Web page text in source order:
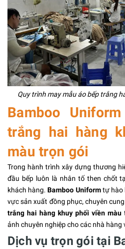
Quy trình may mẫu áo bếp trắng
Bamboo
trắng hai hàng
màu trọn gói
Trong hành trình xây dựng thương
đầu bếp luôn là nhân tố then chốt
khách hàng.Bamboo Uniformtự hào
vực sản xuất đồng phục, chuyên
trắng hai hàng khuy phối viền màu
ảnh chuyên nghiệp cho các nhà
Dịch vụ trọn gói tại